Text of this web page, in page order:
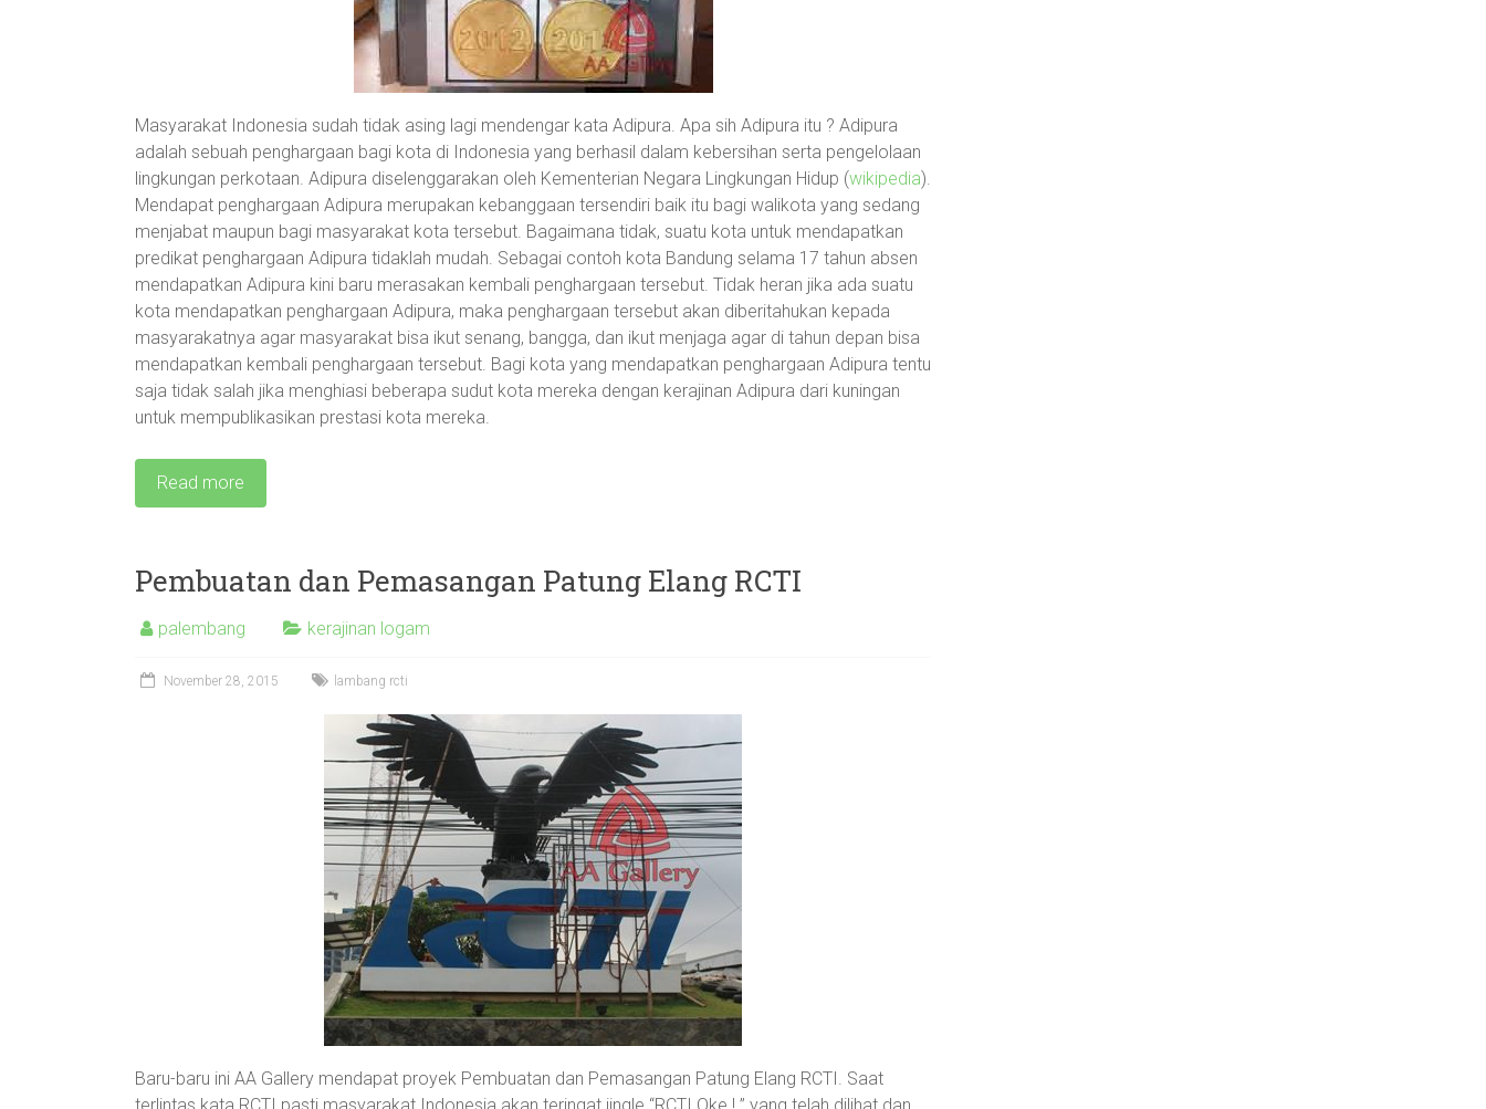
Masyarakat Indonesia sudah tidak asing lagi mendengar kata Adipura. Apa sih Adipura itu ? Adipura
adalah sebuah penghargaan bagi kota di Indonesia yang berhasil dalam kebersihan serta pengelolaan
lingkungan perkotaan. Adipura diselenggarakan oleh Kementerian Negara Lingkungan Hidup (wikipedia).
Mendapat penghargaan Adipura merupakan kebanggaan tersendiri baik itu bagi walikota yang sedang
menjabat maupun bagi masyarakat kota tersebut. Bagaimana tidak, suatu kota untuk mendapatkan
predikat penghargaan Adipura tidaklah mudah. Sebagai contoh kota Bandung selama 17 tahun absen
mendapatkan Adipura kini baru merasakan kembali penghargaan tersebut. Tidak heran jika ada suatu
kota mendapatkan penghargaan Adipura, maka penghargaan tersebut akan diberitahukan kepada
masyarakatnya agar masyarakat bisa ikut senang, bangga, dan ikut menjaga agar di tahun depan bisa
mendapatkan kembali penghargaan tersebut. Bagi kota yang mendapatkan penghargaan Adipura tentu
saja tidak salah jika menghiasi beberapa sudut kota mereka dengan kerajinan Adipura dari kuningan
untuk mempublikasikan prestasi kota mereka.
Read more
Pembuatan dan Pemasangan Patung Elang RCTI
palembang kerajinan logam
November 28, 2015 lambang rcti
Baru-baru ini AA Gallery mendapat proyek Pembuatan dan Pemasangan Patung Elang RCTI. Saat